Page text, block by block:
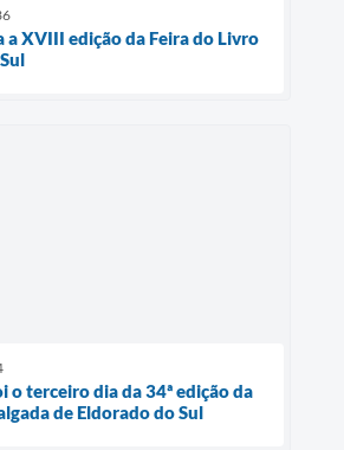
a XVIII edição da Feira do Livro
o terceiro dia da 34ª edição da
de Eldorado do Sul